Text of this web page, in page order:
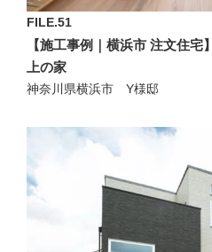
FILE.51
【施工事例｜横浜市 注文住
上の家
神奈川県横浜市 Y様邸